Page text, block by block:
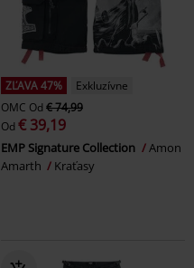
ZĽAVA 47%
Exkluzívne
OMC Od € 74,99
Od € 39,19
EMP Signature Collection
Amon
Amarth
Kraťasy